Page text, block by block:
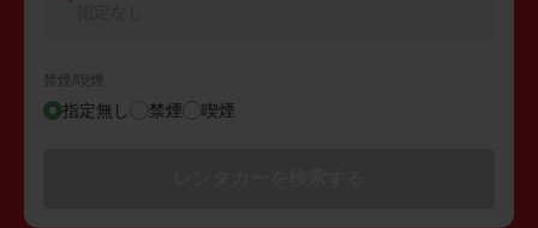
禁煙/喫煙
指定無し 禁煙 喫煙